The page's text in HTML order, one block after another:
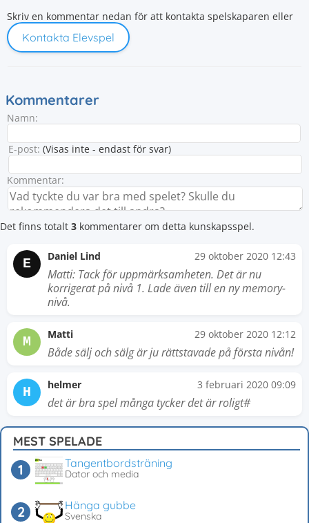
Skriv en kommentar nedan för att kontakta spelskaparen eller
Kontakta Elevspel
Kommentarer
Namn:
E-post: (Visas inte - endast för svar)
Kommentar:
Det finns totalt 3 kommentarer om detta kunskapsspel.
E Daniel Lind 29 oktober 2020 12:43
Matti: Tack för uppmärksamheten. Det är nu
korrigerat på nivå 1. Lade även till en ny memory-
nivå.
M Matti 29 oktober 2020 12:12
Både sälj och sälg är ju rättstavade på första nivån!
H helmer 3 februari 2020 09:09
det är bra spel många tycker det är roligt#
MEST SPELADE
Tangentbordsträning
Dator och media
Hänga gubbe
Svenska